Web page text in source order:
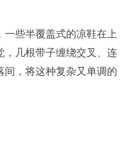
一些半覆盖式的凉鞋在上
，几根带子缠绕交叉、连
间，将这种复杂又单调的